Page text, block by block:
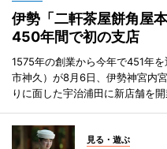
伊勢「二軒茶屋餅角屋
450年間で初の支店
1575年の創業から今年で451年
市神久）が8月6日、伊勢神宮内
りに面した宇治浦田に新店舗を開
見る・遊ぶ